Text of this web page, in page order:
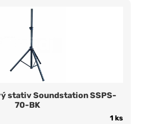
stativ Soundstation SSPS-
70-BK
1 ks